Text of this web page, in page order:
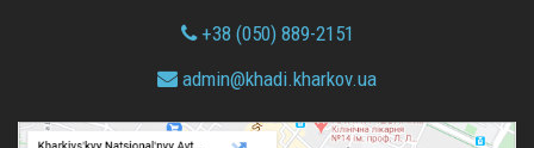
+38 (050) 889-2151
admin@khadi.kharkov.ua